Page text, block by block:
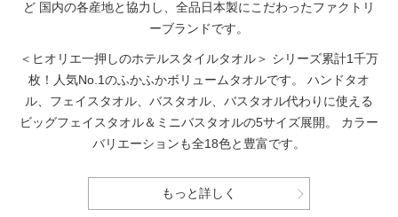
ど 国内の各産地と協力し、全品日本製にこだわったファクトリ
ーブランドです。
＜ヒオリエ一押しのホテルスタイルタオル＞ シリーズ累計1千万
枚！人気No.1のふかふかボリュームタオルです。
ハンドタオ
ル、フェイスタオル、バスタオル、バスタオル代わりに使える
ビッグフェイスタオル＆ミニバスタオルの5サイズ展開。
カラー
バリエーションも全18色と豊富です。
もっと詳しく